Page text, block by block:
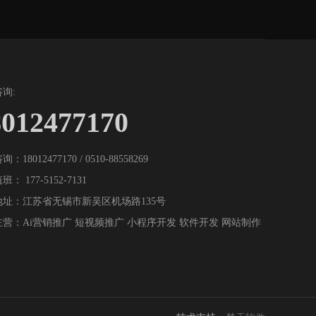
询:
：18012477170 / 0510-88558269
： 177-5152-7131
址：江苏省无锡市新吴区机场路135号
营：Ai营销推广 短视频推广 小程序开发 软件开发 网站制作